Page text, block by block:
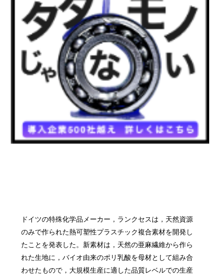
ドイツの特殊化学品メーカー，ランクセスは，天然資源
のみで作られた熱可塑性プラスチック複合素材を開発し
たことを発表した。新素材は，天然の亜麻繊維から作ら
れた生地に，バイオ由来のポリ乳酸を母材として組み合
わせたもので，大規模生産に適した品質レベルでの生産